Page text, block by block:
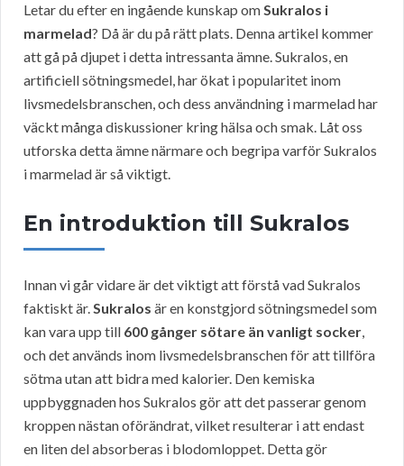
Letar du efter en ingående kunskap omSukralos i
marmelad? Då är du på rätt plats. Denna artikel kommer
att gå på djupet i detta intressanta ämne. Sukralos, en
artificiell sötningsmedel, har ökat i popularitet inom
livsmedelsbranschen, och dess användning i marmelad har
väckt många diskussioner kring hälsa och smak. Låt oss
utforska detta ämne närmare och begripa varför Sukralos
i marmelad är så viktigt.
En introduktion till Sukralos
Innan vi går vidare är det viktigt att förstå vad Sukralos
faktiskt är.Sukralos är en konstgjord sötningsmedel som
kan vara upp till 600 gånger sötare än vanligt socker,
och det används inom livsmedelsbranschen för att tillföra
sötma utan att bidra med kalorier. Den kemiska
uppbyggnaden hos Sukralos gör att det passerar genom
kroppen nästan oförändrat, vilket resulterar i att endast
en liten del absorberas i blodomloppet. Detta gör